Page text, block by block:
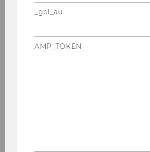
Digitale Tools zur
der
Herausforderungen
Auswirkungen
Private
Finanzinstrumente
Kryptowerten -
_gcl_au
AMP_TOKEN